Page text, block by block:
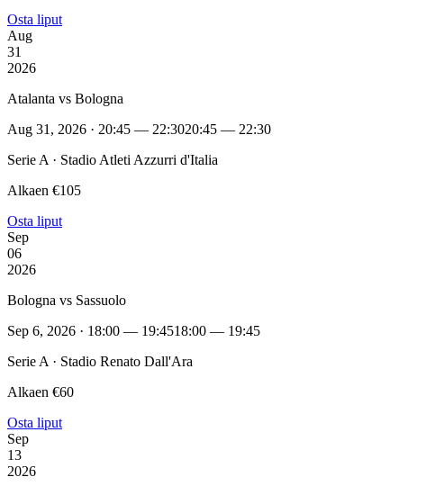
Osta liput
Aug
31
2026
Atalanta vs Bologna
Aug 31, 2026 · 20:45 — 22:3020:45 — 22:30
Serie A · Stadio Atleti Azzurri d'Italia
Alkaen €105
Osta liput
Sep
06
2026
Bologna vs Sassuolo
Sep 6, 2026 · 18:00 — 19:4518:00 — 19:45
Serie A · Stadio Renato Dall'Ara
Alkaen €60
Osta liput
Sep
13
2026